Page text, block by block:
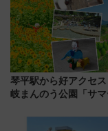
琴平駅から好アクセ
岐まんのう公園「サ
ブトムシに楽しいが